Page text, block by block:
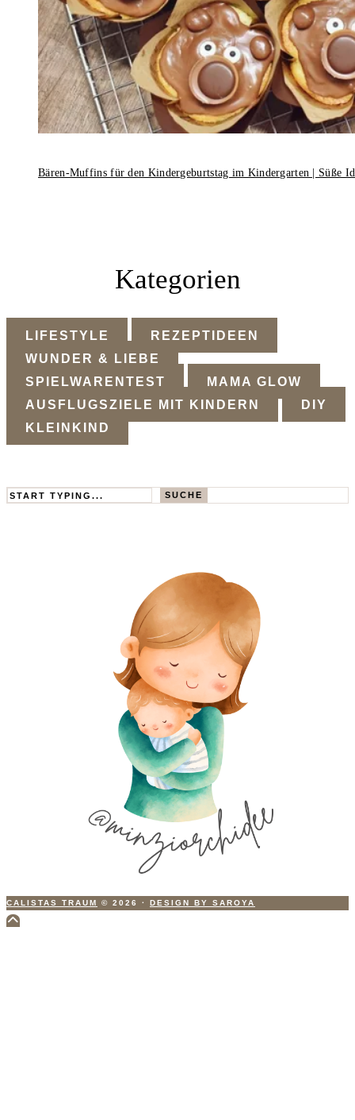
Bären-Muffins für den Kindergeburtstag im Kindergarten | Süße
Kategorien
LIFESTYLE
REZEPTIDEEN
WUNDER & LIEBE
SPIELWARENTEST
MAMA GLOW
AUSFLUGSZIELE MIT KINDERN
DIY
KLEINKIND
Search SUCHE
CALISTAS TRAUM © 2026 · DESIGN BY SAROYA
Scroll